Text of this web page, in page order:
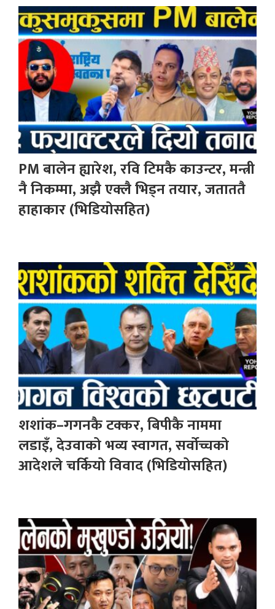
PM बालेन ह्यारेश, रवि टिमकै काउन्टर, मन्त्री
नै निकम्मा, अझै एक्लै भिड्न तयार, जताततै
हाहाकार (भिडियोसहित)
शशांक–गगनकै टक्कर, बिपीकै नाममा
लडाइँ, देउवाको भव्य स्वागत, सर्वोच्चको
आदेशले चर्कियो विवाद (भिडियोसहित)